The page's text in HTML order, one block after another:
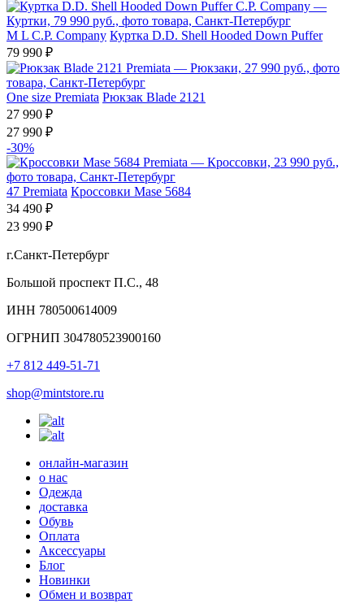
M L C.P. Company Куртка D.D. Shell Hooded Down Puffer
79 990 ₽
One size Premiata Рюкзак Blade 2121
27 990 ₽
27 990 ₽
-30%
47 Premiata Кроссовки Mase 5684
34 490 ₽
23 990 ₽
г.Санкт-Петербург
Большой проспект П.С., 48
ИНН 780500614009
ОГРНИП 304780523900160
+7 812 449-51-71
shop@mintstore.ru
онлайн-магазин
о нас
Одежда
доставка
Обувь
Оплата
Аксессуары
Блог
Новинки
Обмен и возврат